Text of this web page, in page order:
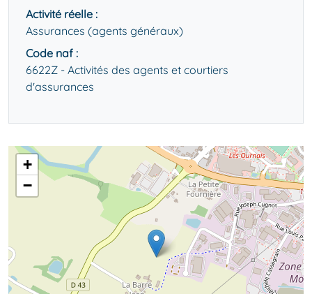
Activité réelle :
Assurances (agents généraux)
Code naf :
6622Z - Activités des agents et courtiers
d'assurances
+
−